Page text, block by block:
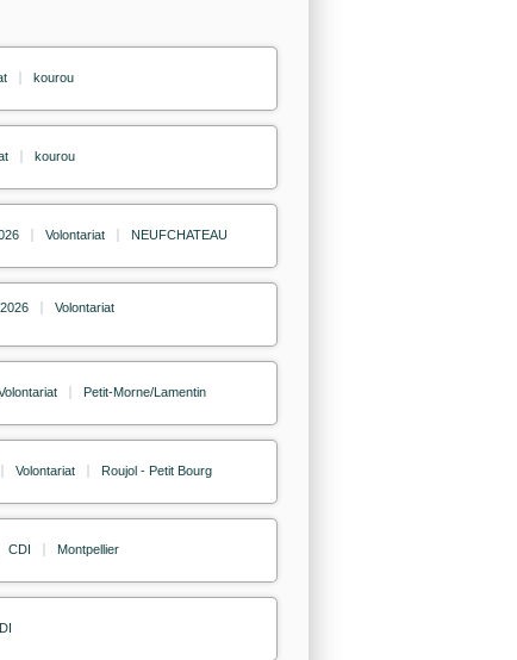
kourou
kourou
Volontariat NEUFCHATEAU
Volontariat
Petit-Morne/Lamentin
Volontariat Roujol - Petit Bourg
CDI Montpellier